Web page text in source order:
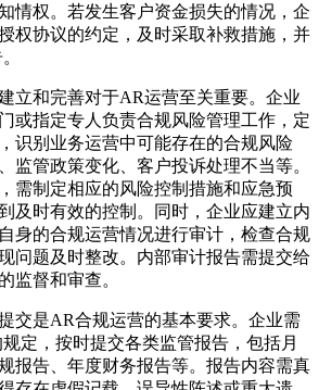
情权。若发生客户资金损失的情况，企
权协议的约定，及时采取补救措施，并
立和完善对于AR运营至关重要。企业
或指定专人负责合规风险管理工作，定
识别业务运营中可能存在的合规风险
监管政策变化、客户投诉处理不当等。
需制定相应的风险控制措施和应急预
及时有效的控制。同时，企业应建立内
身的合规运营情况进行审计，检查合规
问题及时整改。内部审计报告需提交给
监督和审查。
交是AR合规运营的基本要求。企业需
定，按时提交各类监管报告，包括月
报告、年度财务报告等。报告内容需真